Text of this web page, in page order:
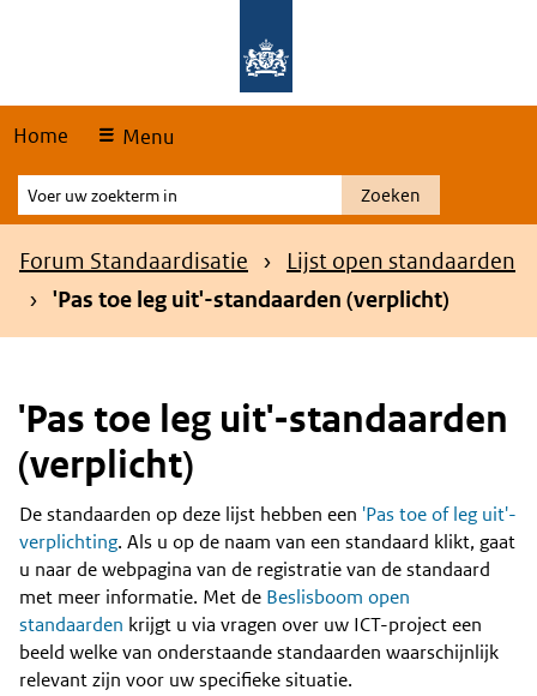
Home Menu
Voer
uw
zoekterm
Zoeken
Kruimelpad
Forum Standaardisatie
Lijst open standaarden
'Pas toe leg uit'-standaarden (verplicht)
'Pas toe leg uit'-standaarden
(verplicht)
Content
De standaarden op deze lijst hebben een 'Pas toe of leg uit'-
verplichting. Als u op de naam van een standaard klikt, gaat
u naar de webpagina van de registratie van de standaard
met meer informatie. Met de Beslisboom open
standaarden krijgt u via vragen over uw ICT-project een
beeld welke van onderstaande standaarden waarschijnlijk
relevant zijn voor uw specifieke situatie.